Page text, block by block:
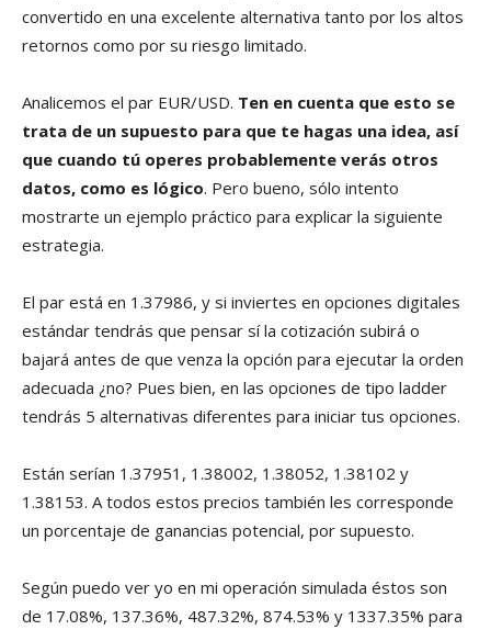
convertido en una excelente alternativa tanto por los altos
retornos como por su riesgo limitado.
Analicemos el par EUR/USD. Ten en cuenta que esto se
trata de un supuesto para que te hagas una idea, así
que cuando tú operes probablemente verás otros
datos, como es lógico. Pero bueno, sólo intento
mostrarte un ejemplo práctico para explicar la siguiente
estrategia.
El par está en 1.37986, y si inviertes en opciones digitales
estándar tendrás que pensar sí la cotización subirá o
bajará antes de que venza la opción para ejecutar la orden
adecuada ¿no? Pues bien, en las opciones de tipo ladder
tendrás 5 alternativas diferentes para iniciar tus opciones.
Están serían 1.37951, 1.38002, 1.38052, 1.38102 y
1.38153. A todos estos precios también les corresponde
un porcentaje de ganancias potencial, por supuesto.
Según puedo ver yo en mi operación simulada éstos son
de 17.08%, 137.36%, 487.32%, 874.53% y 1337.35% para